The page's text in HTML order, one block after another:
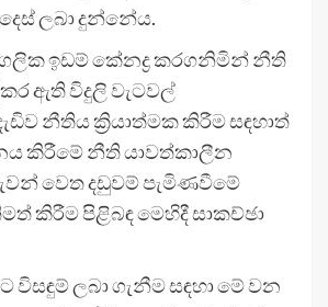
ලබා දුන්නේය.
ඉඩම් කේනද්‍ර කරගනිමින් නීති
ඇති විදුලි වැටවල්
නීතිය ක්‍රියාත්මක කිරීම සඳහාත්
කිරීමේ නීති යාවත්කාලීන
වෙත දඩුවම් පැමිණවීමේ
කිරීම පිළිබඳ මෙහිදී සාකච්ඡා
විසඳුම් ලබා ගැනීම සඳහා මේ වන